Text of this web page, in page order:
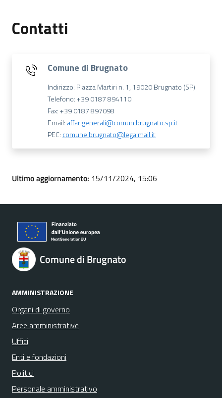
Contatti
Comune di Brugnato
Indirizzo: Piazza Martiri n. 1, 19020 Brugnato (SP)
Telefono: +39 0187 894110
Fax: +39 0187 897098
Email: affarigenerali@comun.brugnato.sp.it
PEC: comune.brugnato@legalmail.it
Ultimo aggiornamento: 15/11/2024, 15:06
Comune di Brugnato
AMMINISTRAZIONE
Organi di governo
Aree amministrative
Uffici
Enti e fondazioni
Politici
Personale amministrativo